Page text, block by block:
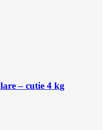
– cutie 4 kg